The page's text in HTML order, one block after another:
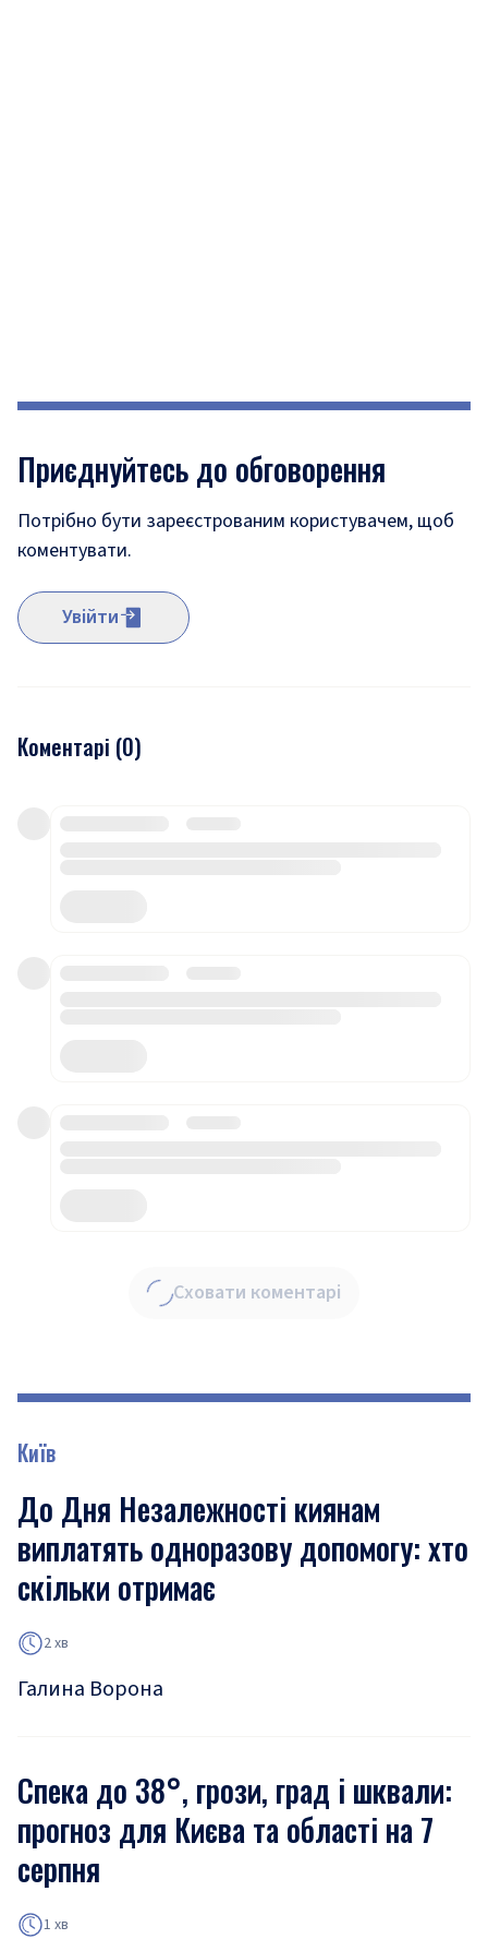
Приєднуйтесь до обговорення
Потрібно бути зареєстрованим користувачем, щоб
коментувати.
Увійти
Коментарі (0)
Сховати коментарі
Київ
До Дня Незалежності киянам
виплатять одноразову допомогу: хто
скільки отримає
2 хв
Галина Ворона
Спека до 38°, грози, град і шквали:
прогноз для Києва та області на 7
серпня
1 хв